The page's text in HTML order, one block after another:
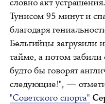
Тунисом 95 минут и
благодаря
Бельгийцы загрузили
тайме, а потом
будто бы говорят
следующие!", —
"Советского спорта"